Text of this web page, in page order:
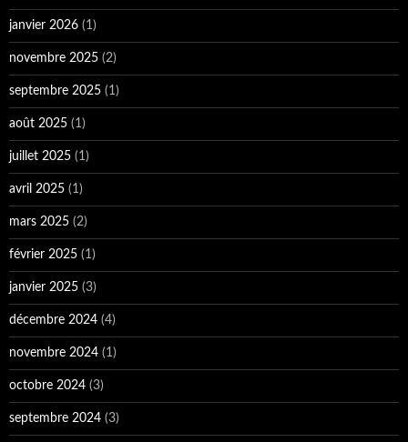
janvier 2026 (1)
novembre 2025 (2)
septembre 2025 (1)
août 2025 (1)
juillet 2025 (1)
avril 2025 (1)
mars 2025 (2)
février 2025 (1)
janvier 2025 (3)
décembre 2024 (4)
novembre 2024 (1)
octobre 2024 (3)
septembre 2024 (3)